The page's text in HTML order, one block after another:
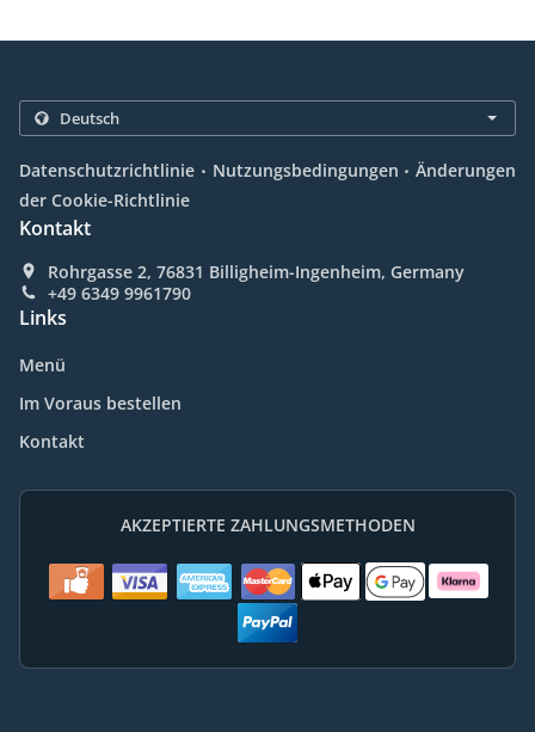
Datenschutzrichtlinie . Nutzungsbedingungen . Änderungen
der Cookie-Richtlinie
Kontakt
Rohrgasse 2, 76831 Billigheim-Ingenheim, Germany
+49 6349 9961790
Links
Menü
Im Voraus bestellen
Kontakt
AKZEPTIERTE ZAHLUNGSMETHODEN